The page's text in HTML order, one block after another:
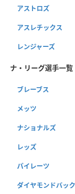
アストロズ
アスレチックス
レンジャーズ
ナ・リーグ選手一覧
ブレーブス
メッツ
ナショナルズ
レッズ
パイレーツ
ダイヤモンドバッ